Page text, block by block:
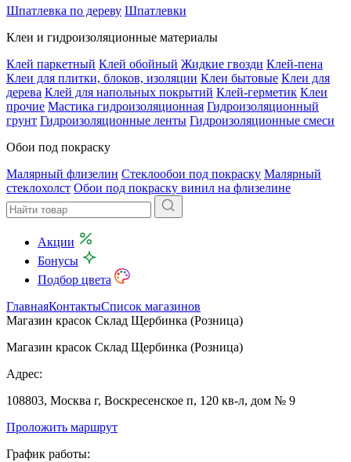
Шпатлевка по дереву Шпатлевки
Клеи и гидроизоляционные материалы
Клей паркетный Клей обойный Жидкие гвозди Клей-пена
Клеи для плитки, блоков, изоляции Клеи бытовые Клеи для
дерева Клей для напольных покрытий Клей-герметик Клеи
прочие Мастика гидроизоляционная Гидроизоляционный
грунт Гидроизоляционные ленты Гидроизоляционные смеси
Обои под покраску
Малярный флизелин Стеклообои под покраску Малярный
стеклохолст Обои под покраску винил на флизелине
Акции
Бонусы
Подбор цвета
ГлавнаяКонтактыСписок магазинов
Магазин красок Склад Щербинка (Розница)
Магазин красок Склад Щербинка (Розница)
Адрес:
108803, Москва г, Воскресенское п, 120 кв-л, дом № 9
Проложить маршрут
График работы: